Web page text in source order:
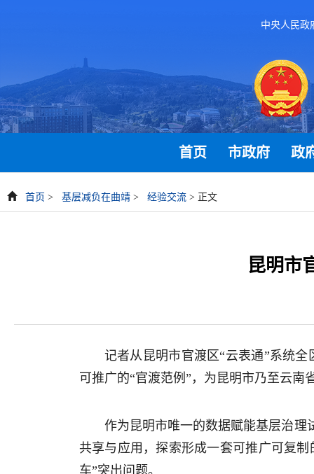
中央人民政
首页 市政府 政
首页 > 基层减负在曲靖 > 经验交流 > 正文
昆明市
记者从昆明市官渡区“云表通”系统
可推广的“官渡范例”，为昆明市乃至云南
作为昆明市唯一的数据赋能基层治理
共享与应用，探索形成一套可推广可复
车”突出问题。